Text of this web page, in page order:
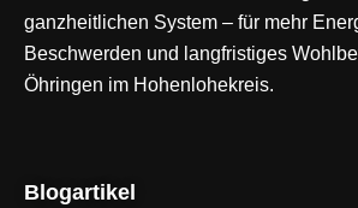
ganzheitlichen System – für mehr
Beschwerden und langfristiges
Öhringen im Hohenlohekreis.
Blogartikel